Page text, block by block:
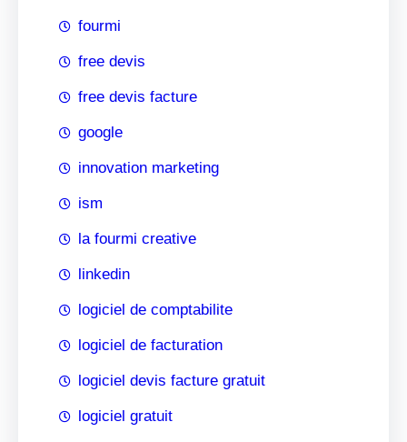
fourmi
free devis
free devis facture
google
innovation marketing
ism
la fourmi creative
linkedin
logiciel de comptabilite
logiciel de facturation
logiciel devis facture gratuit
logiciel gratuit